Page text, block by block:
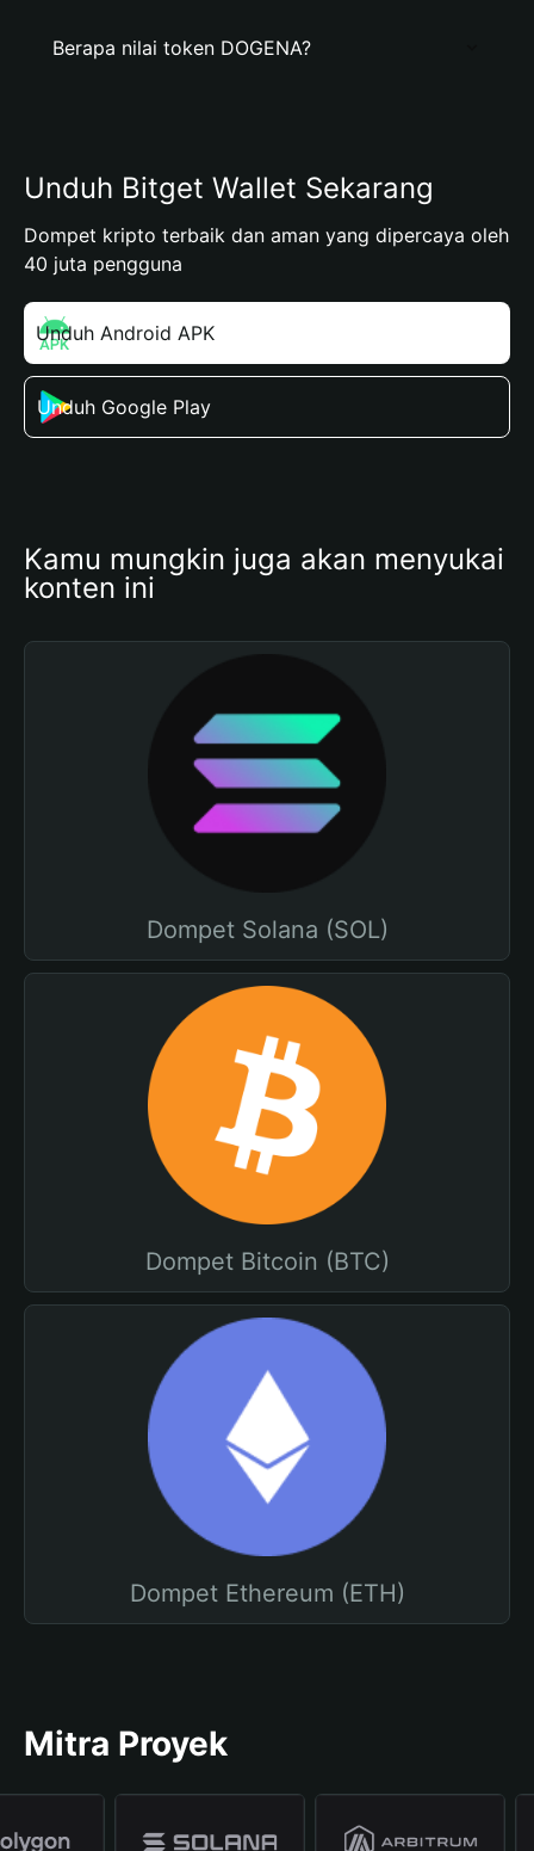
Berapa nilai token DOGENA?
Unduh Bitget Wallet Sekarang
Dompet kripto terbaik dan aman yang dipercaya oleh
40 juta pengguna
Unduh Android APK
Unduh Google Play
Kamu mungkin juga akan menyukai
konten ini
Dompet Solana (SOL)
Dompet Bitcoin (BTC)
Dompet Ethereum (ETH)
Mitra Proyek